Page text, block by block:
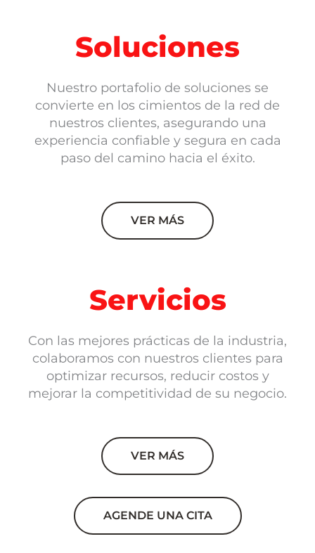
Soluciones
Nuestro portafolio de soluciones se
convierte en los cimientos de la red de
nuestros clientes, asegurando una
experiencia confiable y segura en cada
paso del camino hacia el éxito.
VER MÁS
Servicios
Con las mejores prácticas de la industria,
colaboramos con nuestros clientes para
optimizar recursos, reducir costos y
mejorar la competitividad de su negocio.
VER MÁS
AGENDE UNA CITA